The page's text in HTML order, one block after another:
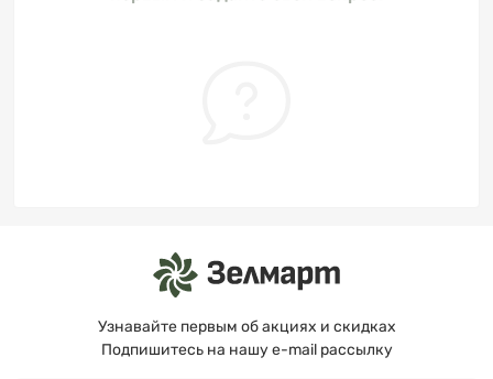
Узнавайте первым об акциях и скидках
Подпишитесь на нашу e-mail рассылку